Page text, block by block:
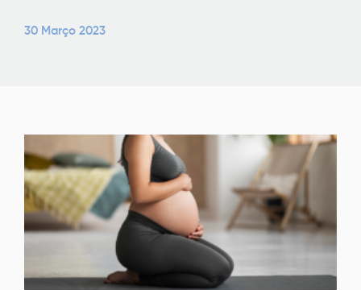
30 Março 2023